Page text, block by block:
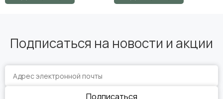
Подписаться на новости и акции
Подписаться